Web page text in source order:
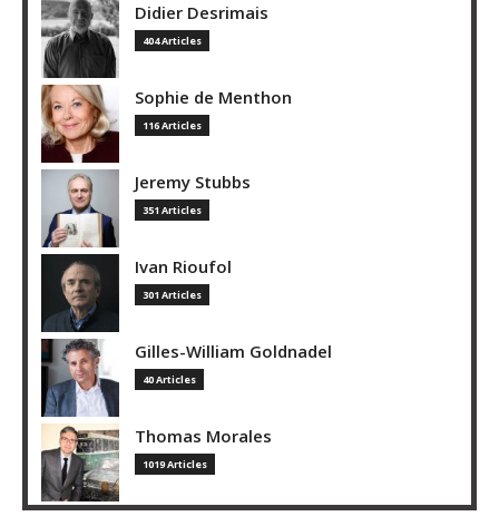
Didier Desrimais
404 Articles
Sophie de Menthon
116 Articles
Jeremy Stubbs
351 Articles
Ivan Rioufol
301 Articles
Gilles-William Goldnadel
40 Articles
Thomas Morales
1019 Articles